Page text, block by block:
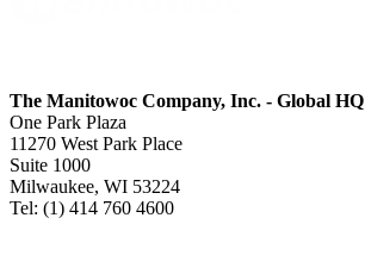
The Manitowoc Company, Inc. - Global HQ
One Park Plaza
11270 West Park Place
Suite 1000
Milwaukee, WI 53224
Tel: (1) 414 760 4600